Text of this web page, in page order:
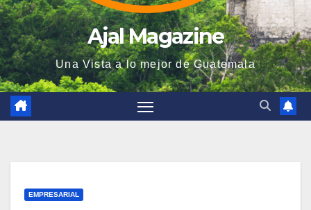
Ajal Magazine
Una Vista a lo mejor de Guatemala
EMPRESARIAL